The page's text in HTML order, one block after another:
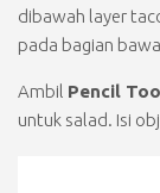
dibawah layer
pada bagian
Ambil Pencil
untuk salad. Isi